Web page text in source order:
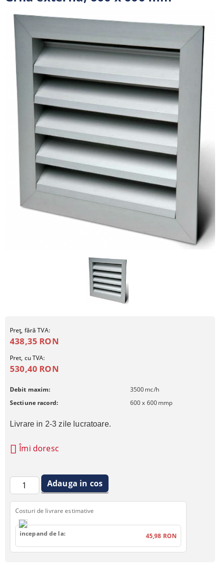
Preţ, fără TVA:
438,35 RON
Pret, cu TVA:
530,40 RON
Debit maxim: 3500mc/h
Sectiune racord:
600 x 600mmp
Livrare in 2-3 zile lucratoare.
Îmi doresc
Costuri de livrare estimative
incepand de la: 45,98 RON